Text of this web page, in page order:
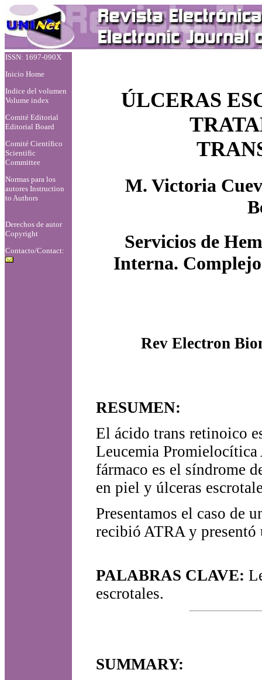
ISSN: 1697-090X
Inicio Home
Indice del volumen
Volume index
Comité Editorial
Editorial Board
Comité Científico
Scientific
Committee
Normas para los
autores Instruction
to Authors
Derechos de autor
Copyright
Contacto/Contact:
ÚLCERAS
M. Victoria
Servicios de
Interna.
Rev Electron
RESUMEN:
El ácido trans retinoico
Leucemia Promielocítica
fármaco es el síndrome
en piel y úlceras
Presentamos el caso de
recibió ATRA y presentó
PALABRAS CLAVE:
escrotales.
SUMMARY: